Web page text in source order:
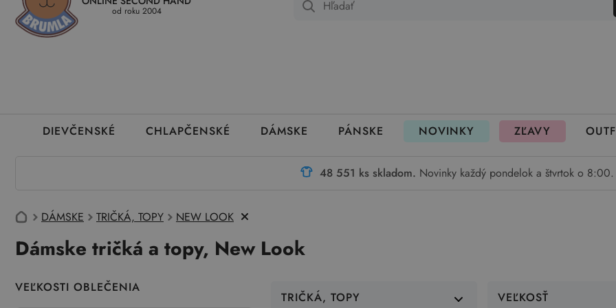
Kedy a ako dostanem tovar Ako môžem vrátiť oblečenie Ako fungujú rezervácie
od roku 2004
DIEVČENSKÉ CHLAPČENSKÉ DÁMSKE PÁNSKE NOVINKY ZĽAVY
48 551 ks skladom. Novinky každý pondelok a štvrtok o 8:00.
DÁMSKE TRIČKÁ, TOPY NEW LOOK
Dámske tričká a topy, New Look
VEĽKOSTI OBLEČENIA
TRIČKÁ, TOPY VEĽKOSŤ